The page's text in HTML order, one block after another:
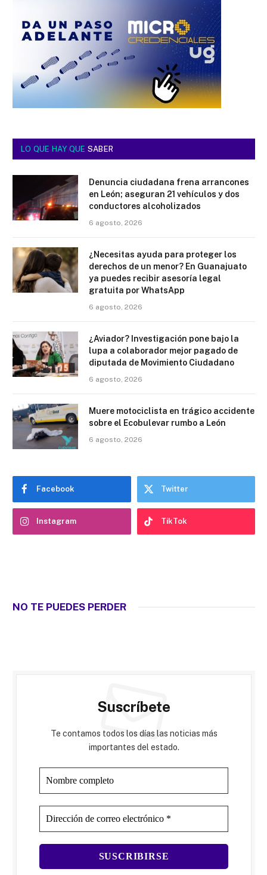
LO QUE HAY QUE SABER
Denuncia ciudadana frena arrancones
en León; aseguran 21 vehículos y dos
conductores alcoholizados
6 agosto, 2026
¿Necesitas ayuda para proteger los
derechos de un menor? En Guanajuato
ya puedes recibir asesoría legal
gratuita por WhatsApp
6 agosto, 2026
¿Aviador? Investigación pone bajo la
lupa a colaborador mejor pagado de
diputada de Movimiento Ciudadano
6 agosto, 2026
Muere motociclista en trágico accidente
sobre el Ecobulevar rumbo a León
6 agosto, 2026
Facebook Twitter
Instagram TikTok
NO TE PUEDES PERDER
Suscríbete
Te contamos todos los días las noticias más
importantes del estado.